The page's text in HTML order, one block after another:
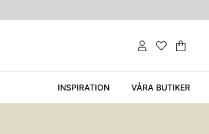
.
INSPIRATION VÅRA BUTIKER